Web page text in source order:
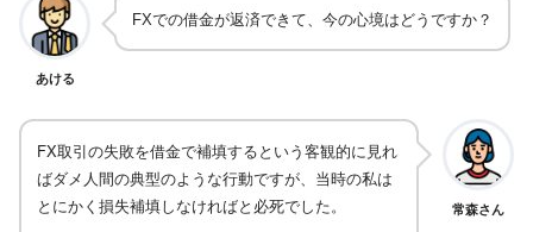
あける
FXでの借金が返済できて、今の心境はどうですか？
FX取引の失敗を借金で補填するという客観的に見れ
ばダメ人間の典型のような行動ですが、当時の私は
とにかく損失補填しなければと必死でした。
常森さん